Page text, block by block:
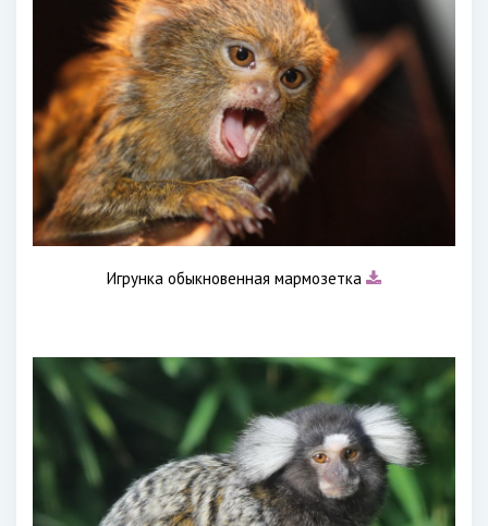
Игрунка обыкновенная мармозетка